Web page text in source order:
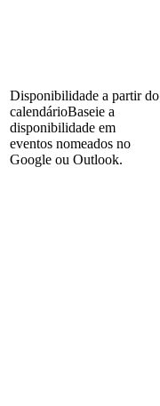
Disponibilidade a partir do
calendárioBaseie a
disponibilidade em
eventos nomeados no
Google ou Outlook.